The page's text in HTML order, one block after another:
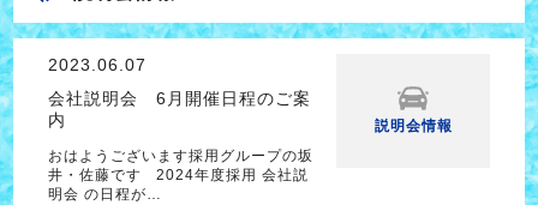
2023.06.07
会社説明会 6月開催日程のご案
内
おはようございます採用グループの坂
井・佐藤です 2024年度採用 会社説
明会 の日程が…
説明会情報